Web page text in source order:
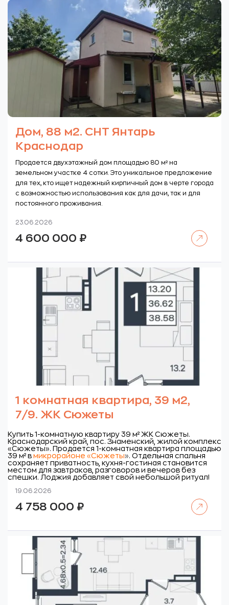
Дом, 88 м2. СНТ Янтарь
Краснодар
Продается двухэтажный дом площадью 80 м² на
земельном участке 4 сотки. Это уникальное предложение
для тех, кто ищет надежный кирпичный дом в черте города
с возможностью использования как для дачи, так и для
постоянного проживания.
23.06.2026
4 600 000 ₽
1 комнатная квартира, 39 м2,
7/9. ЖК Сюжеты
Купить 1-комнатную квартиру 39 м² ЖК Сюжеты.
Краснодарский край, пос. Знаменский, жилой комплекс
«Сюжеты». Продается 1-комнатная квартира площадью
39 м² в микрорайоне «Сюжеты». Отдельная спальня
сохраняет приватность, кухня-гостиная становится
местом для завтраков, разговоров и вечеров без
спешки. Лоджия добавляет свой небольшой ритуал!
19.06.2026
4 758 000 ₽